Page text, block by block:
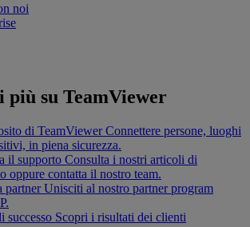
noi
più su TeamViewer
di TeamViewer Connettere persone, luoghi
in piena sicurezza.
il supporto Consulta i nostri articoli di
oppure contatta il nostro team.
partner Unisciti al nostro partner program
successo Scopri i risultati dei clienti